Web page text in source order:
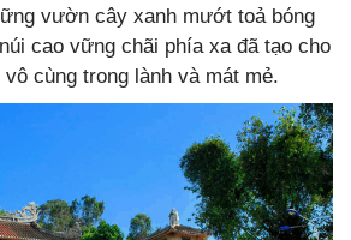
vườn cây xanh mướt toả bóng
cao vững chãi phía xa đã tạo cho
cùng trong lành và mát mẻ.